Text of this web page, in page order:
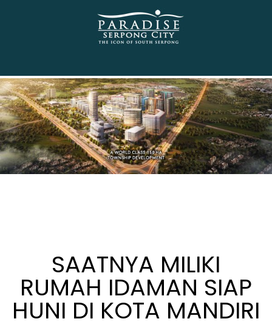
SAATNYA MILIKI
RUMAH IDAMAN SIAP
HUNI DI KOTA MANDIRI